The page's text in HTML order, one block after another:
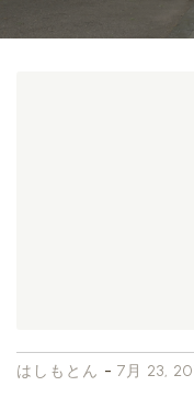
はしもとん - 7月 23,